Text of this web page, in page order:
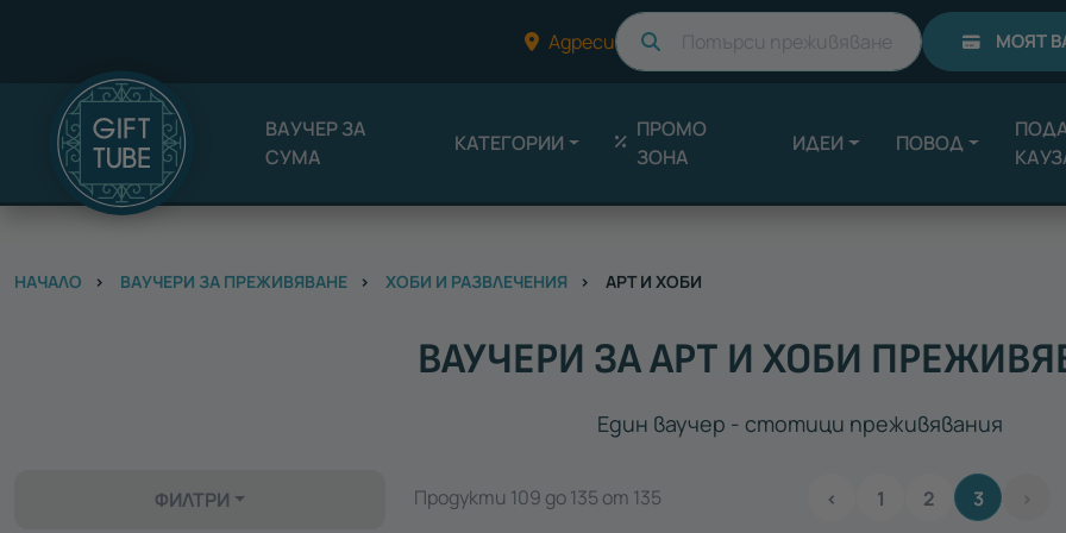
Адреси Търси МОЯТ
ВАУЧЕР ЗА
СУМА
КАТЕГОРИИ
ПРОМО
ЗОНА
ИДЕИ ПОВОД
НАЧАЛО ВАУЧЕРИ ЗА ПРЕЖИВЯВАНЕ ХОБИ И РАЗВЛЕЧЕНИЯ АРТ И ХОБИ
ВАУЧЕРИ ЗА АРТ И ХОБИ
Един ваучер - стотици преживявания
ФИЛТРИ Продукти 109 до 135 от 135 ‹ 1 2 3 ›